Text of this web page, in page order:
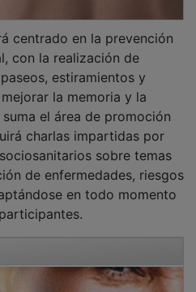
con la realización de
estiramientos y
la memoria y la
el área de promoción
charlas impartidas por
sobre temas
de enfermedades, riesgos
en todo momento